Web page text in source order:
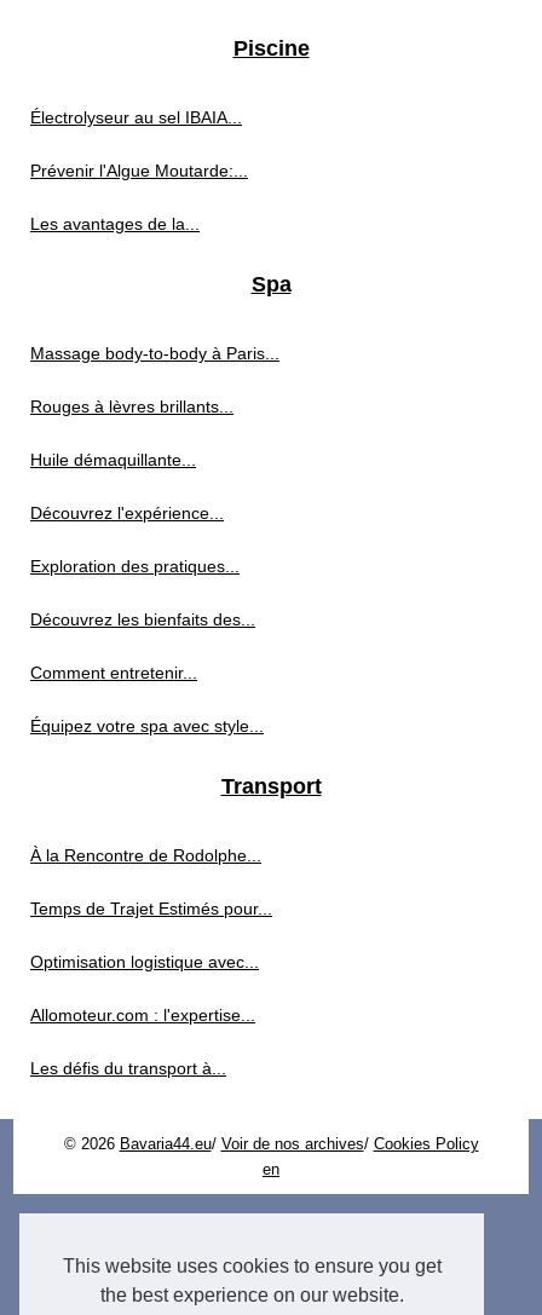
This website uses cookies to ensure you get
the best experience on our website.
Piscine
Électrolyseur au sel IBAIA...
Prévenir l'Algue Moutarde:...
Les avantages de la...
Spa
Massage body-to-body à Paris...
Rouges à lèvres brillants...
Huile démaquillante...
Découvrez l'expérience...
Exploration des pratiques...
Découvrez les bienfaits des...
Comment entretenir...
Équipez votre spa avec style...
Transport
À la Rencontre de Rodolphe...
Temps de Trajet Estimés pour...
Optimisation logistique avec...
Allomoteur.com : l'expertise...
Les défis du transport à...
© 2026 Bavaria44.eu/ Voir de nos archives/ Cookies Policy
en